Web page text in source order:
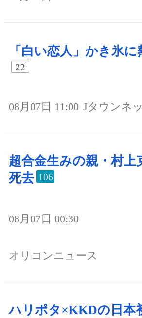
「白い恋人」かき氷に
22
08月07日 11:00 Jタウンネ
超合金生みの親・村上
死去 106
08月07日 00:30
オリコンニュース
ハリポタ×KKDの日本